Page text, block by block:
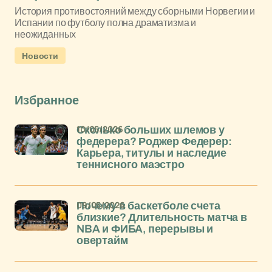
История противостояний между сборными Норвегии и
Испании по футболу полна драматизма и
неожиданных
Новости
Избранное
Сколько больших шлемов у
федерера? Роджер Федерер:
Карьера, титулы и наследие
теннисного маэстро
10/05/2026
Почему в баскетболе счета
близкие? Длительность матча в
NBA и ФИБА, перерывы и
овертайм
09/05/2026